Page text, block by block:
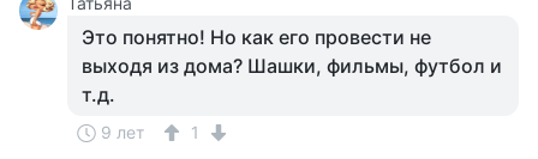
Это понятно! Но как его провести не
выходя из дома? Шашки, фильмы, футбол и
т.д.
9 лет 1